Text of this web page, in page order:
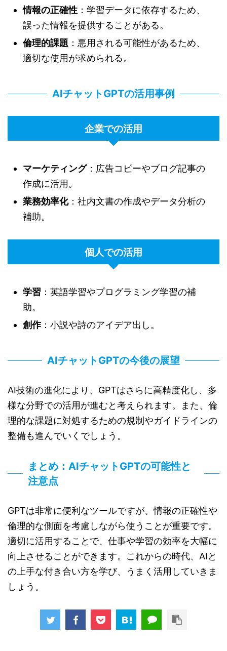
情報の正確性 ：学習データに依存するため、
誤った情報を提供することがある。
倫理的課題 ：悪用される可能性があるため、
適切な使用が求められる。
AIチャットGPTの活用事例
企業での活用
マーケティング：広告コピーやブログ記事の
作成に活用。
業務効率化：社内文書の作成やデータ分析の
補助。
個人での活用
学習 ：英語学習やプログラミング学習の補
助。
創作：小説や詩のアイデア出し。
AIチャットGPTの今後の展望
AI技術の進化により、GPTはさらに高精度化し、多
様な分野での活用が進むと考えられます。また、倫
理的な課題に対処するための規制やガイドラインの
整備も進んでいくでしょう。
まとめ：AIチャットGPTの可能性と
注意点
GPTは非常に便利なツールですが、情報の正確性や
倫理的な側面を考慮しながら使うことが重要です。
適切に活用することで、仕事や学習の効率を大幅に
向上させることができます。これからの時代、AIと
の上手な付き合い方を学び、うまく活用していきま
しょう。